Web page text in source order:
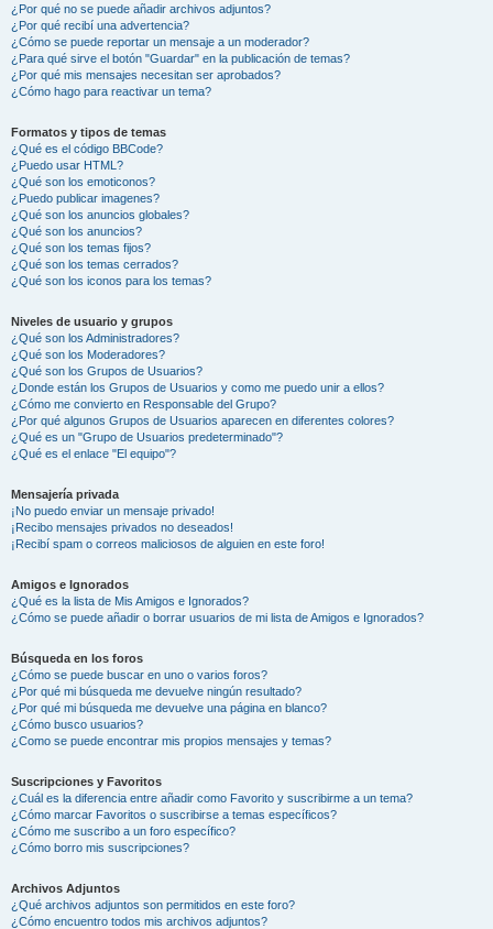
¿Por qué no se puede añadir archivos adjuntos?
¿Por qué recibí una advertencia?
¿Cómo se puede reportar un mensaje a un moderador?
¿Para qué sirve el botón "Guardar" en la publicación de temas?
¿Por qué mis mensajes necesitan ser aprobados?
¿Cómo hago para reactivar un tema?
Formatos y tipos de temas
¿Qué es el código BBCode?
¿Puedo usar HTML?
¿Qué son los emoticonos?
¿Puedo publicar imagenes?
¿Qué son los anuncios globales?
¿Qué son los anuncios?
¿Qué son los temas fijos?
¿Qué son los temas cerrados?
¿Qué son los iconos para los temas?
Niveles de usuario y grupos
¿Qué son los Administradores?
¿Qué son los Moderadores?
¿Qué son los Grupos de Usuarios?
¿Donde están los Grupos de Usuarios y como me puedo unir a ellos?
¿Cómo me convierto en Responsable del Grupo?
¿Por qué algunos Grupos de Usuarios aparecen en diferentes colores?
¿Qué es un "Grupo de Usuarios predeterminado"?
¿Qué es el enlace "El equipo"?
Mensajería privada
¡No puedo enviar un mensaje privado!
¡Recibo mensajes privados no deseados!
¡Recibí spam o correos maliciosos de alguien en este foro!
Amigos e Ignorados
¿Qué es la lista de Mis Amigos e Ignorados?
¿Cómo se puede añadir o borrar usuarios de mi lista de Amigos e Ignorados?
Búsqueda en los foros
¿Cómo se puede buscar en uno o varios foros?
¿Por qué mi búsqueda me devuelve ningún resultado?
¿Por qué mi búsqueda me devuelve una página en blanco?
¿Cómo busco usuarios?
¿Como se puede encontrar mis propios mensajes y temas?
Suscripciones y Favoritos
¿Cuál es la diferencia entre añadir como Favorito y suscribirme a un tema?
¿Cómo marcar Favoritos o suscribirse a temas específicos?
¿Cómo me suscribo a un foro específico?
¿Cómo borro mis suscripciones?
Archivos Adjuntos
¿Qué archivos adjuntos son permitidos en este foro?
¿Cómo encuentro todos mis archivos adjuntos?